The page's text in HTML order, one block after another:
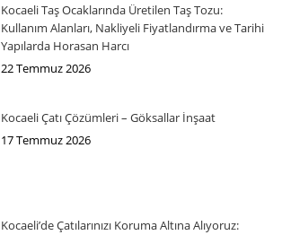
Kocaeli Taş Ocaklarında Üretilen Taş Tozu:
Kullanım Alanları, Nakliyeli Fiyatlandırma ve Tarihi
Yapılarda Horasan Harcı
22 Temmuz 2026
Kocaeli Çatı Çözümleri – Göksallar İnşaat
17 Temmuz 2026
Kocaeli’de Çatılarınızı Koruma Altına Alıyoruz: